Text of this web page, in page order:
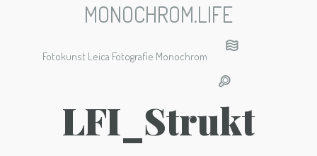
MONOCHROM.LIFE
Fotokunst Leica Fotografie Monochrom
LFI_Strukt